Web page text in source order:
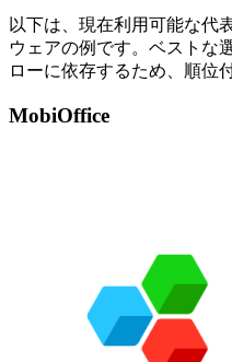
以下は、現在利用可能な代
ウェアの例です。ベストな
ローに依存するため、順位
MobiOffice